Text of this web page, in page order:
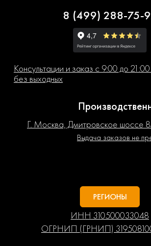
8 (499) 288-75-
Консультации и заказ с 9:00 до
без выходных
Г. Москва, Дмитровское шоссе
Выдача заказов не
РЕГИОНЫ
ИНН 310500033048
ОГРНИП (ГРНИП)